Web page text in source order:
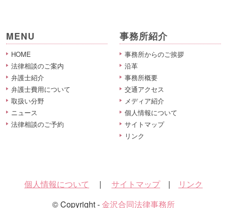
MENU
HOME
法律相談のご案内
弁護士紹介
弁護士費用について
取扱い分野
ニュース
法律相談のご予約
事務所紹介
事務所からのご挨拶
沿革
事務所概要
交通アクセス
メディア紹介
個人情報について
サイトマップ
リンク
個人情報について | サイトマップ|
リンク
© Copyright -金沢合同法律事務所